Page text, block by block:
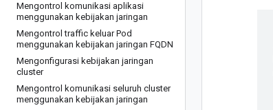
Mengontrol komunikasi aplikasi
menggunakan kebijakan jaringan
Mengontrol traffic keluar Pod
menggunakan kebijakan jaringan FQDN
Mengonfigurasi kebijakan jaringan
cluster
Mengontrol komunikasi seluruh cluster
menggunakan kebijakan jaringan